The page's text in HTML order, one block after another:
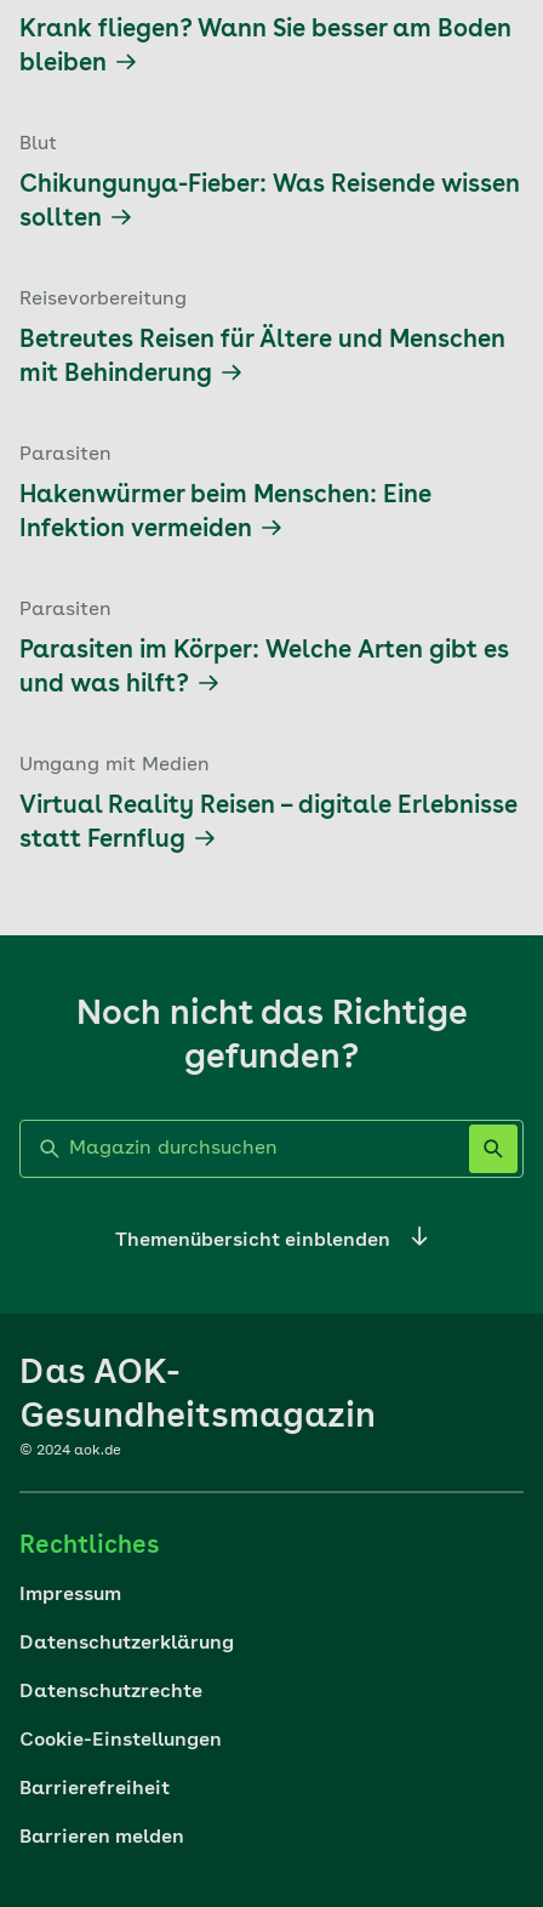
Krank fliegen? Wann Sie besser am Boden
bleiben
Blut
Chikungunya-Fieber: Was Reisende wissen
sollten
Reisevorbereitung
Betreutes Reisen für Ältere und Menschen
mit Behinderung
Parasiten
Hakenwürmer beim Menschen: Eine
Infektion vermeiden
Parasiten
Parasiten im Körper: Welche Arten gibt es
und was hilft?
Umgang mit Medien
Virtual Reality Reisen – digitale Erlebnisse
statt Fernflug
Noch nicht das Richtige
gefunden?
Themenübersicht einblenden
Sport
Reisen
Wohlbefinden
Digital gesund
Das AOK-
Gesundheitsmagazin
© 2024 aok.de
Rechtliches
Impressum
Datenschutzerklärung
Datenschutzrechte
Cookie-Einstellungen
Barrierefreiheit
Barrieren melden